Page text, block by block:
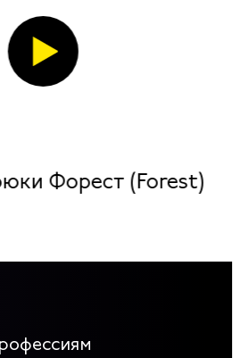
Форест (Forest)